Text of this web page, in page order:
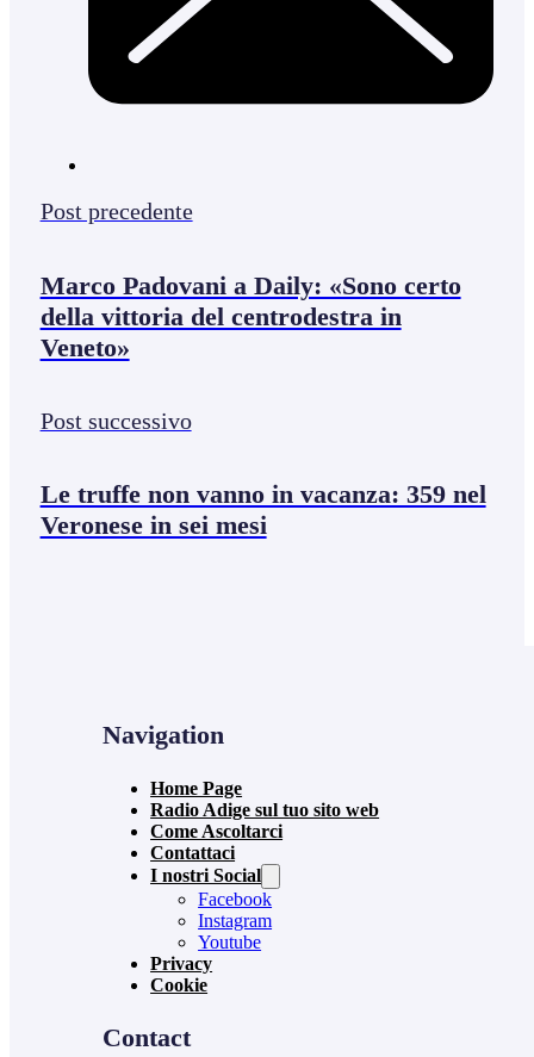
Post precedente
Marco Padovani a Daily: «Sono certo
della vittoria del centrodestra in
Veneto»
Post successivo
Le truffe non vanno in vacanza: 359 nel
Veronese in sei mesi
Navigation
Home Page
Radio Adige sul tuo sito web
Come Ascoltarci
Contattaci
I nostri Social
Facebook
Instagram
Youtube
Privacy
Cookie
Contact